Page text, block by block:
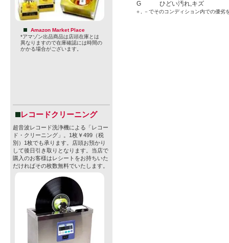
Amazon Market Place
*アマゾン出品商品は店頭在庫とは
異なりますので在庫確認には時間の
かかる場合がございます。
レコードクリーニング
超音波レコード洗浄機による「レコー
ド・クリーニング」。1枚￥499（税
別）1枚でも承ります。店頭お預かり
して後日引き取りとなります。当店で
購入のお客様はレシートをお持ちいた
だければその枚数無料でいたします。
G
ひどい汚れ,キズ
＋, －でそのコンディション内での優劣